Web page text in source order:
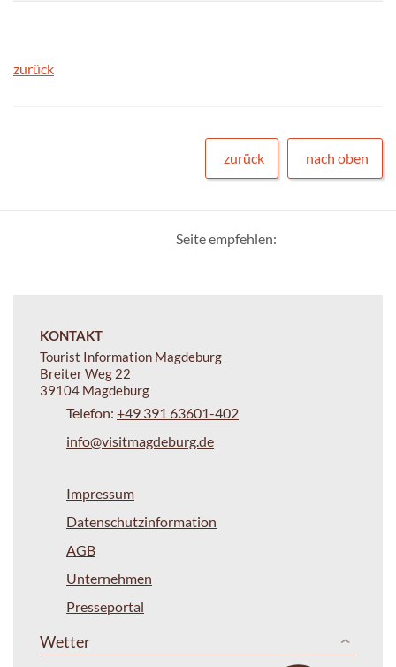
zurück
zurück nach oben
Seite empfehlen:
KONTAKT
Tourist Information Magdeburg
Breiter Weg 22
39104 Magdeburg
Telefon: +49 391 63601-402
info@visitmagdeburg.de
Impressum
Datenschutzinformation
AGB
Unternehmen
Presseportal
Wetter